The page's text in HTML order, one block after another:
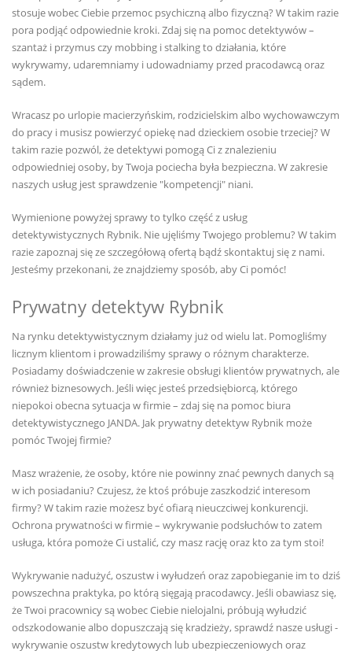
stosuje wobec Ciebie przemoc psychiczną albo fizyczną? W takim razie
pora podjąć odpowiednie kroki. Zdaj się na pomoc detektywów –
szantaż i przymus czy mobbing i stalking to działania, które
wykrywamy, udaremniamy i udowadniamy przed pracodawcą oraz
sądem.
Wracasz po urlopie macierzyńskim, rodzicielskim albo wychowawczym
do pracy i musisz powierzyć opiekę nad dzieckiem osobie trzeciej? W
takim razie pozwól, że detektywi pomogą Ci z znalezieniu
odpowiedniej osoby, by Twoja pociecha była bezpieczna. W zakresie
naszych usług jest sprawdzenie "kompetencji" niani.
Wymienione powyżej sprawy to tylko część z usług
detektywistycznych Rybnik. Nie ujęliśmy Twojego problemu? W takim
razie zapoznaj się ze szczegółową ofertą bądź skontaktuj się z nami.
Jesteśmy przekonani, że znajdziemy sposób, aby Ci pomóc!
Prywatny detektyw Rybnik
Na rynku detektywistycznym działamy już od wielu lat. Pomogliśmy
licznym klientom i prowadziliśmy sprawy o różnym charakterze.
Posiadamy doświadczenie w zakresie obsługi klientów prywatnych, ale
również biznesowych. Jeśli więc jesteś przedsiębiorcą, którego
niepokoi obecna sytuacja w firmie – zdaj się na pomoc biura
detektywistycznego JANDA. Jak prywatny detektyw Rybnik może
pomóc Twojej firmie?
Masz wrażenie, że osoby, które nie powinny znać pewnych danych są
w ich posiadaniu? Czujesz, że ktoś próbuje zaszkodzić interesom
firmy? W takim razie możesz być ofiarą nieuczciwej konkurencji.
Ochrona prywatności w firmie – wykrywanie podsłuchów to zatem
usługa, która pomoże Ci ustalić, czy masz rację oraz kto za tym stoi!
Wykrywanie nadużyć, oszustw i wyłudzeń oraz zapobieganie im to dziś
powszechna praktyka, po którą sięgają pracodawcy. Jeśli obawiasz się,
że Twoi pracownicy są wobec Ciebie nielojalni, próbują wyłudzić
odszkodowanie albo dopuszczają się kradzieży, sprawdź nasze usługi -
wykrywanie oszustw kredytowych lub ubezpieczeniowych oraz